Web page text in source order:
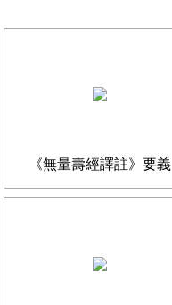
《無量壽經譯註》要義